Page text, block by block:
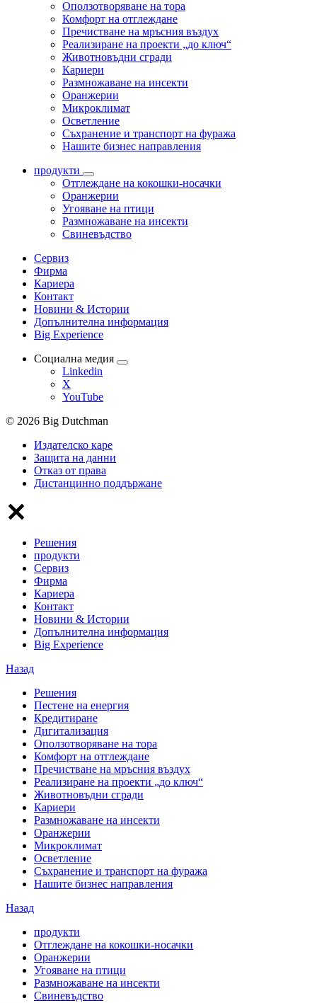
Оползотворяване на тора
Комфорт на отглеждане
Пречистване на мръсния въздух
Реализиране на проекти „до ключ“
Животновъдни сгради
Кариери
Размножаване на инсекти
Оранжерии
Микроклимат
Осветление
Съхранение и транспорт на фуража
Нашите бизнес направления
продукти
Отглеждане на кокошки-носачки
Оранжерии
Угояване на птици
Размножаване на инсекти
Свиневъдство
Сервиз
Фирма
Кариера
Контакт
Новини & Истории
Допълнителна информация
Big Experience
Социална медия
Linkedin
X
YouTube
© 2026 Big Dutchman
Издателско каре
Защита на данни
Отказ от права
Дистанцинно поддържане
Решения
продукти
Сервиз
Фирма
Кариера
Контакт
Новини & Истории
Допълнителна информация
Big Experience
Назад
Решения
Пестене на енергия
Кредитиране
Дигитализация
Оползотворяване на тора
Комфорт на отглеждане
Пречистване на мръсния въздух
Реализиране на проекти „до ключ“
Животновъдни сгради
Кариери
Размножаване на инсекти
Оранжерии
Микроклимат
Осветление
Съхранение и транспорт на фуража
Нашите бизнес направления
Назад
продукти
Отглеждане на кокошки-носачки
Оранжерии
Угояване на птици
Размножаване на инсекти
Свиневъдство